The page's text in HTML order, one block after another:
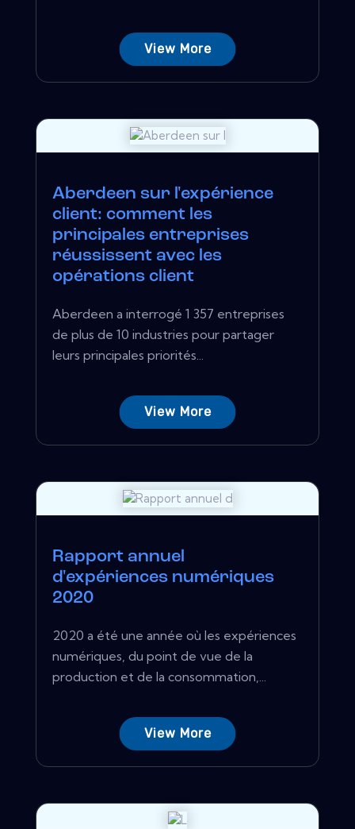
View More
Aberdeen sur l'expérience
client: comment les
principales entreprises
réussissent avec les
opérations client
Aberdeen a interrogé 1 357 entreprises
de plus de 10 industries pour partager
leurs principales priorités...
View More
Rapport annuel
d'expériences numériques
2020
2020 a été une année où les expériences
numériques, du point de vue de la
production et de la consommation,...
View More